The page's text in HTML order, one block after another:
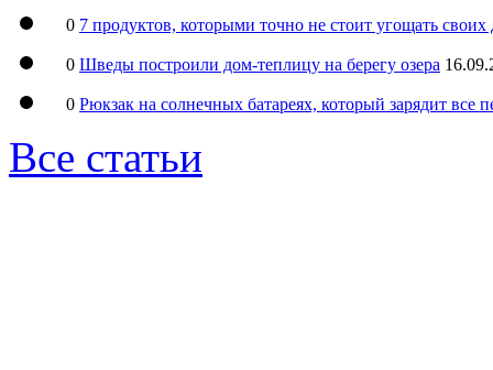
0 7 продуктов, которыми точно не стоит угощать
0 Шведы построили дом-теплицу на берегу озера
0 Рюкзак на солнечных батареях, который зарядит все
Все статьи